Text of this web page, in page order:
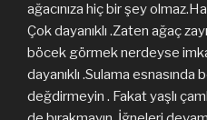
ağacınıza hiç bir şey
Çok dayanıklı .Zaten ağaç
böcek görmek nerdeyse
dayanıklı .Sulama esnasında
değdirmeyin . Fakat yaşlı